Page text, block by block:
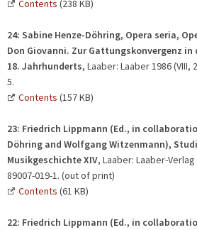
Contents (238 KB)
24: Sabine Henze-Döhring, Opera seria,
Don Giovanni. Zur Gattungskonvergenz in
18. Jahrhunderts, Laaber: Laaber 1986 (VIII,
5.
Contents (157 KB)
23: Friedrich Lippmann (Ed., in
Döhring and Wolfgang Witzenmann),
Musikgeschichte XIV, Laaber: Laaber-Verlag
89007-019-1. (out of print)
Contents (61 KB)
22: Friedrich Lippmann (Ed., in